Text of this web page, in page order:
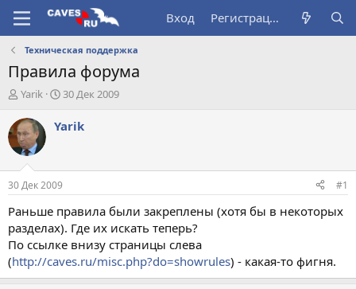
Вход Регистрация
Техническая поддержка
Правила форума
А
т
о
р
т
е
м
ы
Yarik
Д
т
а
л
а
30 Дек 2009
Yarik
30 Дек 2009 #1
Раньше правила были закреплены (хотя бы в некоторых
разделах). Где их искать теперь?
По ссылке внизу страницы слева
(http://caves.ru/misc.php?do=showrules) - какая-то фигня.